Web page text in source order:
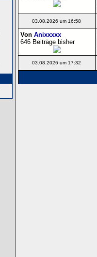
03.08.2026 um 16:58
Von Anixxxxx
646 Beiträge bisher
03.08.2026 um 17:32